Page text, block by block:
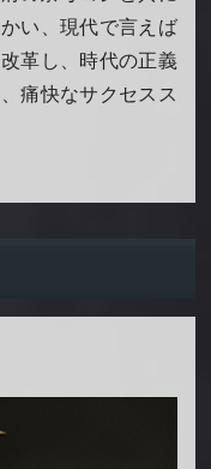
い、現代で言えば
革し、時代の正義
痛快なサクセスス